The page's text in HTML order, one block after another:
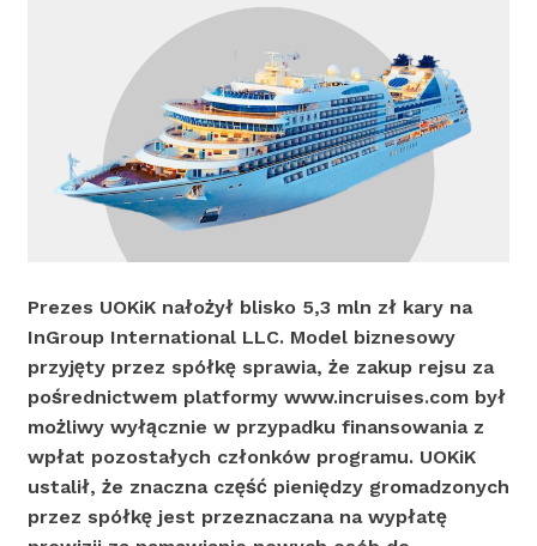
Inwestycje alternatywne
Prezes UOKiK nałożył blisko 5,3 mln zł kary na
InGroup International LLC. Model biznesowy
przyjęty przez spółkę sprawia, że zakup rejsu za
pośrednictwem platformy www.incruises.com był
możliwy wyłącznie w przypadku finansowania z
wpłat pozostałych członków programu. UOKiK
ustalił, że znaczna część pieniędzy gromadzonych
przez spółkę jest przeznaczana na wypłatę